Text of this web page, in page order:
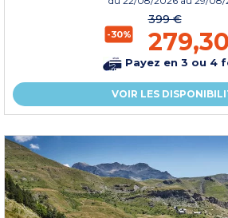
-30%
399 €
Payez en 3 ou 4
VOIR LES